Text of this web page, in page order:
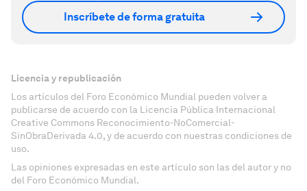
Inscríbete de forma gratuita
Licencia y republicación
Los artículos del Foro Económico Mundial pueden volver a
publicarse de acuerdo con la Licencia Pública Internacional
Creative Commons Reconocimiento-NoComercial-
SinObraDerivada 4.0, y de acuerdo con nuestras condiciones de
uso.
Las opiniones expresadas en este artículo son las del autor y no
del Foro Económico Mundial.